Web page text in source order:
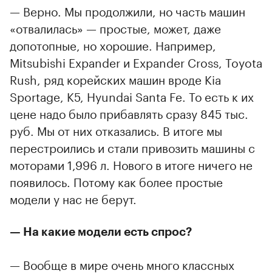
— Верно. Мы продолжили, но часть машин
«отвалилась» — простые, может, даже
допотопные, но хорошие. Например,
Mitsubishi Expander и Expander Cross, Toyota
Rush, ряд корейских машин вроде Kia
Sportage, K5, Hyundai Santa Fe. То есть к их
цене надо было прибавлять сразу 845 тыс.
руб. Мы от них отказались. В итоге мы
перестроились и стали привозить машины с
моторами 1,996 л. Нового в итоге ничего не
появилось. Потому как более простые
модели у нас не берут.
— На какие модели есть спрос?
— Вообще в мире очень много классных